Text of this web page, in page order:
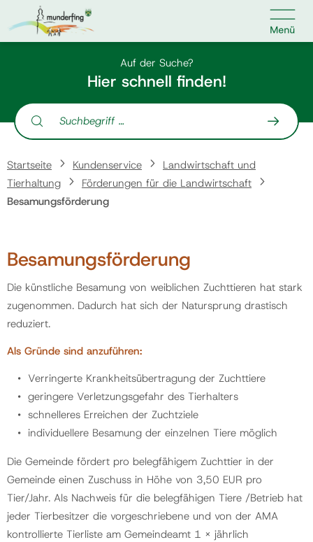
Kontakt 
Suche nach:
Home
Kundenservice
Veranstaltungen
Jobs
Politik
Gemeinde
Kontakt
Auf der Suche?
Hier schnell finden!
Suche nach:
Startseite Kundenservice
Landwirtschaft und
Tierhaltung
Förderungen für die Landwirtschaft
Besamungsförderung
Besamungsförderung
Die künstliche Besamung von weiblichen Zuchttieren hat stark
zugenommen. Dadurch hat sich der Natursprung drastisch
reduziert.
Als Gründe sind anzuführen:
Verringerte Krankheitsübertragung der Zuchttiere
geringere Verletzungsgefahr des Tierhalters
schnelleres Erreichen der Zuchtziele
individuellere Besamung der einzelnen Tiere möglich
Die Gemeinde fördert pro belegfähigem Zuchttier in der
Gemeinde einen Zuschuss in Höhe von 3,50 EUR pro
Tier/Jahr. Als Nachweis für die belegfähigen Tiere /Betrieb hat
jeder Tierbesitzer die vorgeschriebene und von der AMA
kontrollierte Tierliste am Gemeindeamt 1 x jährlich